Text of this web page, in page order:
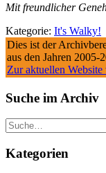
Mit freundlicher
Kategorie: It's Walky!
Dies ist der
aus den Jahren 2005-
Zur aktuellen Website
Suche im Archiv
Suche
Kategorien